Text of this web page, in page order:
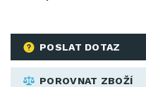
POSLAT DOTAZ
POROVNAT ZBOŽÍ